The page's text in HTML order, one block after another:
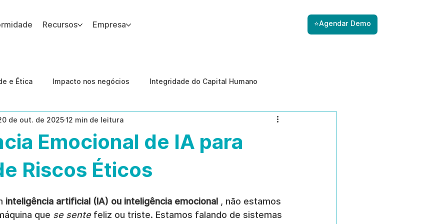
Recursos Empresa ⭐Agendar Demo
e Ética Impacto nos negócios Integridade do Capital Humano
Estudos de caso Gestão de Riscos com IA
Internas revenção de ameaças internas
Emocional de IA para
Riscos Éticos
de out. de 202512 min de leitura
inteligência artificial (IA) ou inteligência emocional , não estamos
que se sente feliz ou triste. Estamos falando de sistemas